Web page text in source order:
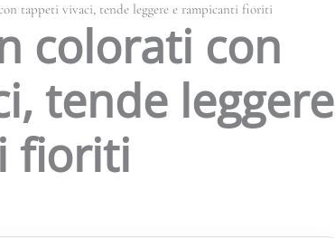
tappeti vivaci, tende leggere e rampicanti fioriti
colorati con
tende leggere
fioriti